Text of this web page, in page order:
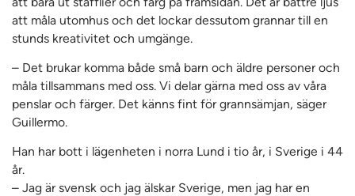
att måla utomhus och det lockar dessutom grannar till en
stunds kreativitet och umgänge.
– Det brukar komma både små barn och äldre personer och
måla tillsammans med oss. Vi delar gärna med oss av våra
penslar och färger. Det känns fint för grannsämjan, säger
Guillermo.
Han har bott i lägenheten i norra Lund i tio år, i Sverige i 44
år.
– Jag är svensk och jag älskar Sverige, men jag har en